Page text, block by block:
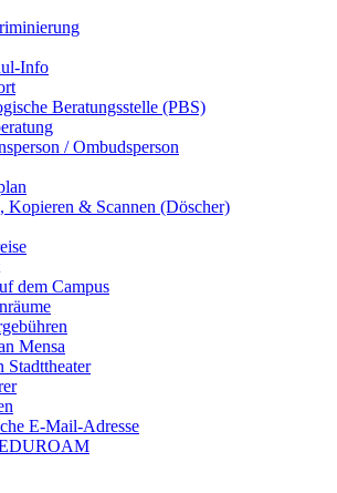
Info
Beratungsstelle (PBS)
/ Ombudsperson
Kopieren & Scannen (Döscher)
dem Campus
Mensa
Stadttheater
E-Mail-Adresse